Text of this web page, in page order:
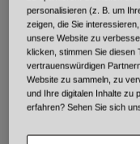
Farben -Matte Black/
ausgewählt
Größe
personalisieren (z. B. um
zeigen, die Sie
unsere Website zu
klicken, stimmen Sie diesen
vertrauenswürdigen
Website zu sammeln, zu
und Ihre digitalen Inhalte zu
erfahren? Sehen Sie sich